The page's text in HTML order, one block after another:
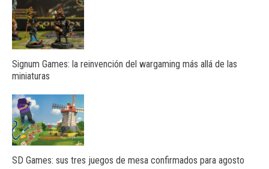
Signum Games: la reinvención del wargaming más allá de las
miniaturas
SD Games: sus tres juegos de mesa confirmados para agosto